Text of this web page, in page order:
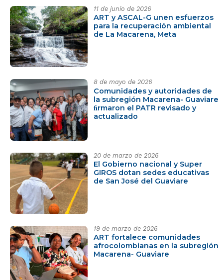
11 de junio de 2026
ART y ASCAL-G unen esfuerzos
para la recuperación ambiental
de La Macarena, Meta
8 de mayo de 2026
Comunidades y autoridades de
la subregión Macarena- Guaviare
ﬁrmaron el PATR revisado y
actualizado
20 de marzo de 2026
El Gobierno nacional y Super
GIROS dotan sedes educativas
de San José del Guaviare
19 de marzo de 2026
ART fortalece comunidades
afrocolombianas en la subregión
Macarena- Guaviare